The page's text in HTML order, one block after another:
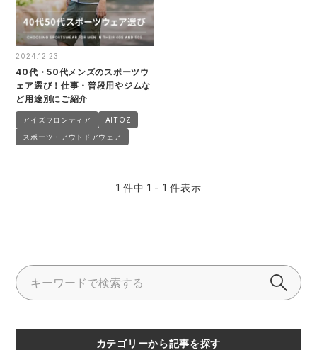
アウトドア・スポーツ
ワークスーツ
コンプレッションウェア
ヤッケ
作業用小物・アクセサリー
丸五
S-AIR
桑和
TSDESIGN
配達・営業作業服
DIY・日曜大工作業服
夜間・高視認性安全服
2024.12.23
40代・50代メンズのスポーツウ
ェア選び！仕事・普段用やジムな
ど用途別にご紹介
アイズフロンティア
AITOZ
スポーツ・アウトドアウェア
1 件中 1 - 1 件表示
カテゴリーから記事を探す